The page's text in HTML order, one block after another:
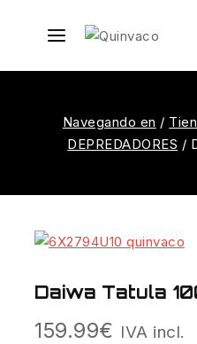
Navegando en /
DEPREDADORES /
Daiwa Tatula
159.99€ IVA incl.